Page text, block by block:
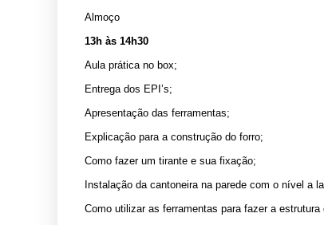
Almoço
13h às 14h30
Aula prática no box;
Entrega dos EPI’s;
Apresentação das ferramentas;
Explicação para a construção do forro;
Como fazer um tirante e sua fixação;
Instalação da cantoneira na parede com o nível a
Como utilizar as ferramentas para fazer a